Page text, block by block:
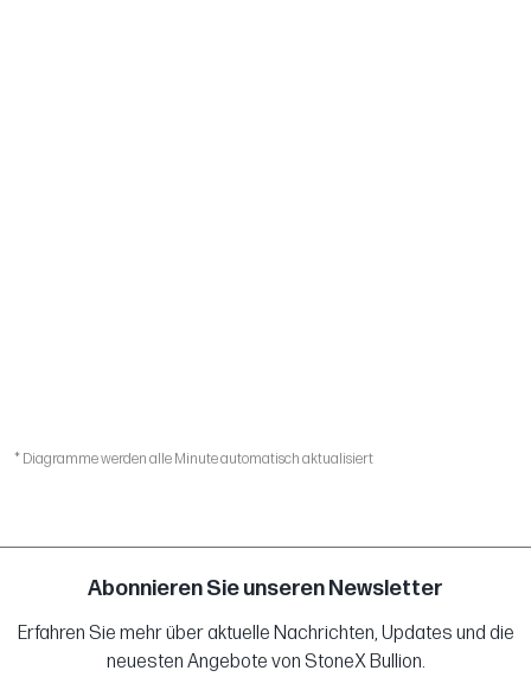
* Diagramme werden alle Minute automatisch aktualisiert
Abonnieren Sie unseren Newsletter
Erfahren Sie mehr über aktuelle Nachrichten, Updates und die
neuesten Angebote von StoneX Bullion.